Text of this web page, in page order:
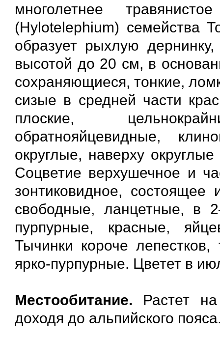
многолетнее
(Hylotelephium) семейства
образует рыхлую
высотой до 20 см, в
сохраняющиеся, тонкие,
сизые в средней части
плоские,
обратнояйцевидные,
округлые, наверху
Соцветие верхушечное и
зонтиковидное, состоящее
свободные, ланцетные, в
пурпурные, красные,
Тычинки короче
ярко-пурпурные. Цветет в
Местообитание. Растет
доходя до альпийского